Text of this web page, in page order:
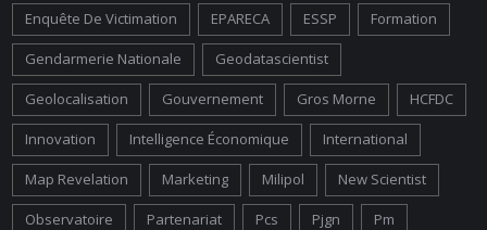
Enquête De Victimation EPARECA ESSP Formation
Gendarmerie Nationale Geodatascientist
Geolocalisation Gouvernement Gros Morne HCFDC
Innovation Intelligence Économique International
Map Revelation Marketing Milipol New Scientist
Observatoire Partenariat Pcs Pjgn Pm